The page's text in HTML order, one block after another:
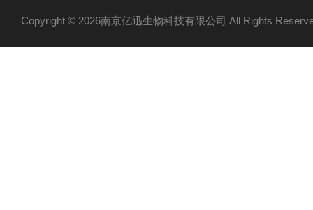
Copyright © 2026南京亿迅生物科技有限公司 All Rights